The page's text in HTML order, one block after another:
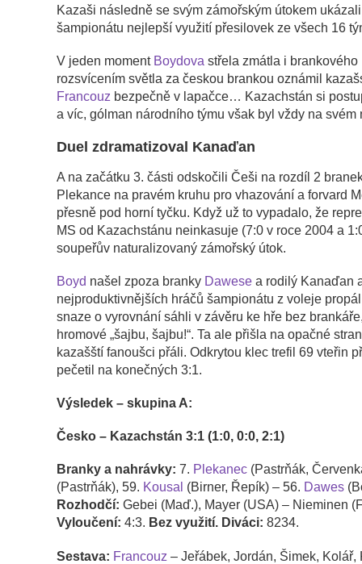
Kazaši následně se svým zámořským útokem
šampionátu nejlepší využití přesilovek ze všech 16
V jeden moment Boydova střela zmátla i
rozsvícením světla za českou brankou oznámil
Francouz bezpečně v lapačce… Kazachstán si
a víc, gólman národního týmu však byl vždy na svém
Duel zdramatizoval Kanaďan
A na začátku 3. části odskočili Češi na rozdíl 2
Plekance na pravém kruhu pro vhazování a forvard
přesně pod horní tyčku. Když už to vypadalo, že
MS od Kazachstánu neinkasuje (7:0 v roce 2004 a
soupeřův naturalizovaný zámořský útok.
Boyd našel zpoza branky Dawese a rodilý Kanaďan
nejproduktivnějších hráčů šampionátu z voleje
snaze o vyrovnání sáhli v závěru ke hře bez
hromové „šajbu, šajbu!“. Ta ale přišla na opačné
kazašští fanoušci přáli. Odkrytou klec trefil 69 vteřin
pečetil na konečných 3:1.
Výsledek – skupina A:
Česko – Kazachstán 3:1 (1:0, 0:0, 2:1)
Branky a nahrávky: 7. Plekanec (Pastrňák,
(Pastrňák), 59. Kousal (Birner, Řepík) – 56. Dawes
Rozhodčí: Gebei (Maď.), Mayer (USA) – Nieminen
Vyloučení: 4:3. Bez využití. Diváci: 8234.
Sestava: Francouz – Jeřábek, Jordán, Šimek, Kolář,